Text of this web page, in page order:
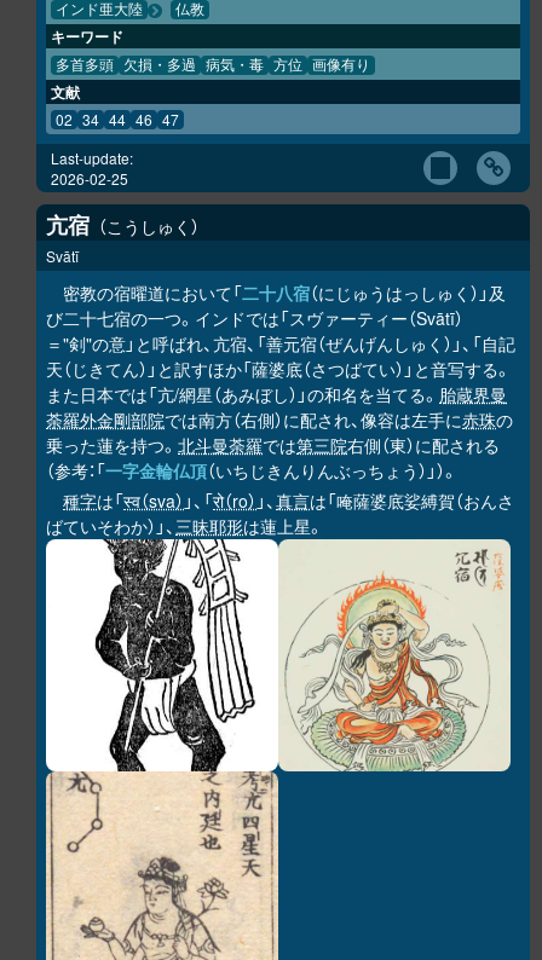
インド亜大陸 仏教
キーワード
多首多頭 欠損・多過 病気・毒 方位 画像有り
文献
02 34 44 46 47
Last-update:
2026-02-25
亢宿 こうしゅく
Svātī
密教の宿曜道において「二十八宿（にじゅうはっしゅく）」及
び二十七宿の一つ。インドでは「スヴァーティー（Svātī）
＝"剣"の意」と呼ばれ、亢宿、「善元宿（ぜんげんしゅく）」、「自記
天（じきてん）」と訳すほか「薩婆底（さつばてい）」と音写する。
また日本では「亢/網星（あみぼし）」の和名を当てる。 胎蔵界曼
荼羅外金剛部院では南方（右側）に配され、像容は左手に赤珠の
乗った蓮を持つ。 北斗曼荼羅では第三院右側（東）に配される
（参考：「一字金輪仏頂（いちじきんりんぶっちょう）」）。
種字は「स्व（sva） 」、「रो（ro） 」、真言は「唵薩婆底娑縛賀（おんさ
ばていそわか）」、三昧耶形は蓮上星。